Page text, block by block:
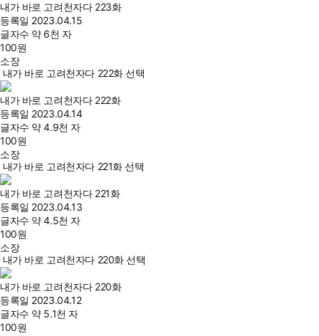
내가 바로 고려천자다 223화
등록일 2023.04.15
글자수 약 6천 자
100원
소장
내가 바로 고려천자다 222화 선택
내가 바로 고려천자다 222화
등록일 2023.04.14
글자수 약 4.9천 자
100원
소장
내가 바로 고려천자다 221화 선택
내가 바로 고려천자다 221화
등록일 2023.04.13
글자수 약 4.5천 자
100원
소장
내가 바로 고려천자다 220화 선택
내가 바로 고려천자다 220화
등록일 2023.04.12
글자수 약 5.1천 자
100원